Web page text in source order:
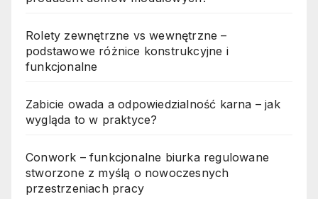
Rolety zewnętrzne vs wewnętrzne –
podstawowe różnice konstrukcyjne i
funkcjonalne
Zabicie owada a odpowiedzialność karna – jak
wygląda to w praktyce?
Conwork – funkcjonalne biurka regulowane
stworzone z myślą o nowoczesnych
przestrzeniach pracy